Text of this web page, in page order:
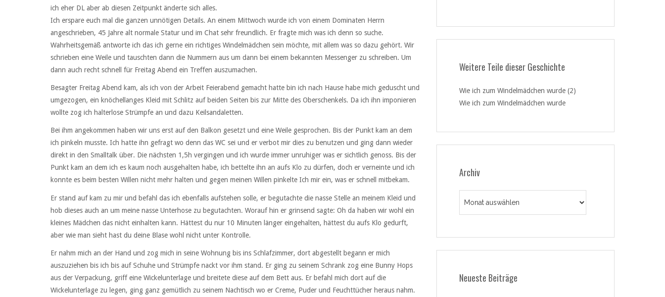
ich eher DL aber ab diesen Zeitpunkt änderte sich alles.
Ich erspare euch mal die ganzen unnötigen Details. An einem Mittwoch wurde ich von einem Dominaten Herrn
angeschrieben, 45 Jahre alt normale Statur und im Chat sehr freundlich. Er fragte mich was ich denn so suche.
Wahrheitsgemäß antworte ich das ich gerne ein richtiges Windelmädchen sein möchte, mit allem was so dazu gehört. Wir
schrieben eine Weile und tauschten dann die Nummern aus um dann bei einem bekannten Messenger zu schreiben. Um
dann auch recht schnell für Freitag Abend ein Treffen auszumachen.
Besagter Freitag Abend kam, als ich von der Arbeit Feierabend gemacht hatte bin ich nach Hause habe mich geduscht und
umgezogen, ein knöchellanges Kleid mit Schlitz auf beiden Seiten bis zur Mitte des Oberschenkels. Da ich ihn imponieren
wollte zog ich halterlose Strümpfe an und dazu Keilsandaletten.
Bei ihm angekommen haben wir uns erst auf den Balkon gesetzt und eine Weile gesprochen. Bis der Punkt kam an dem
ich pinkeln musste. Ich hatte ihn gefragt wo denn das WC sei und er verbot mir dies zu benutzen und ging dann wieder
direkt in den Smalltalk über. Die nächsten 1,5h vergingen und ich wurde immer unruhiger was er sichtlich genoss. Bis der
Punkt kam an dem ich es kaum noch ausgehalten habe, ich bettelte ihn an aufs Klo zu dürfen, doch er verneinte und ich
konnte es beim besten Willen nicht mehr halten und gegen meinen Willen pinkelte Ich mir ein, was er schnell mitbekam.
Er stand auf kam zu mir und befahl das ich ebenfalls aufstehen solle, er begutachte die nasse Stelle an meinem Kleid und
hob dieses auch an um meine nasse Unterhose zu begutachten. Worauf hin er grinsend sagte: Oh da haben wir wohl ein
kleines Mädchen das nicht einhalten kann. Hättest du nur 10 Minuten länger eingehalten, hättest du aufs Klo gedurft,
aber wie man sieht hast du deine Blase wohl nicht unter Kontrolle.
Er nahm mich an der Hand und zog mich in seine Wohnung bis ins Schlafzimmer, dort abgestellt begann er mich
auszuziehen bis ich bis auf Schuhe und Strümpfe nackt vor ihm stand. Er ging zu seinem Schrank zog eine Bunny Hops
aus der Verpackung, griff eine Wickelunterlage und breitete diese auf dem Bett aus. Er befahl mich dort auf die
Wickelunterlage zu legen, ging ganz gemütlich zu seinem Nachtisch wo er Creme, Puder und Feuchttücher heraus nahm.
Weitere Teile dieser Geschichte
Wie ich zum Windelmädchen wurde (2)
Wie ich zum Windelmädchen wurde
Archiv
Neueste Beiträge